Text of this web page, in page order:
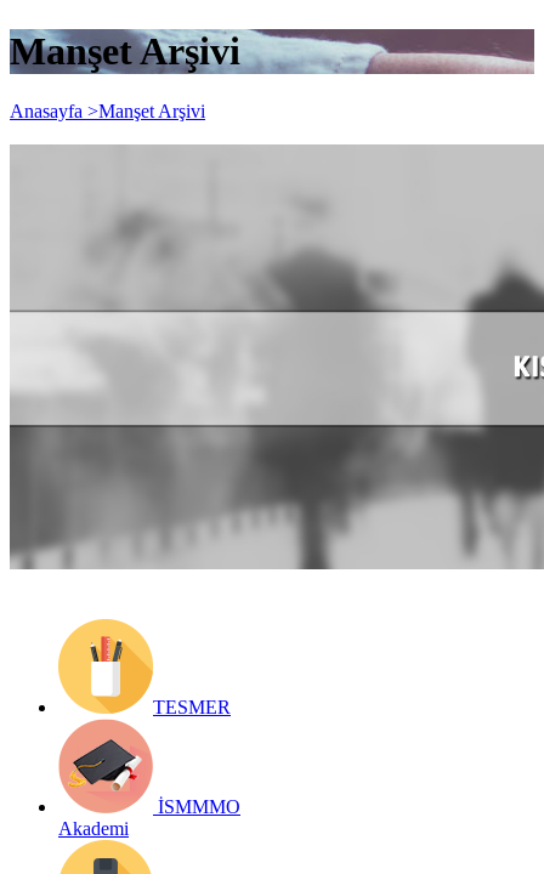
Manşet Arşivi
Anasayfa >Manşet Arşivi
Kısa Çalışma Süresi Uzatıldı
TESMER
İSMMMO
Akademi